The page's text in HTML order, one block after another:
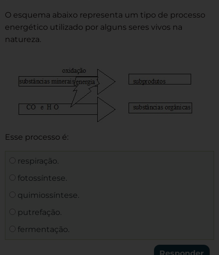
O esquema abaixo representa um tipo de processo
energético utilizado por alguns seres vivos na
natureza.
Esse processo é:
respiração.
fotossíntese.
quimiossíntese.
putrefação.
fermentação.